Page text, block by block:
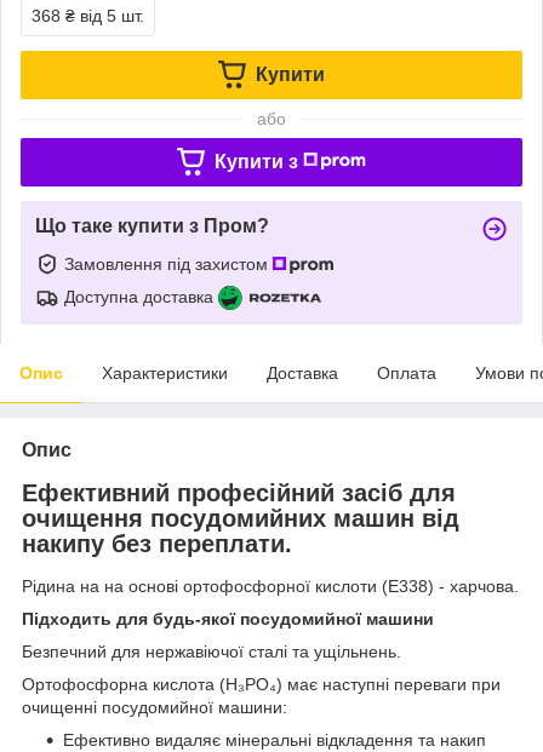
368 ₴ від 5 шт.
Купити
або
Купити з
Що таке купити з Пром?
Замовлення під захистом
Доступна доставка
Опис Характеристики Доставка Оплата Умови
Опис
Ефективний професійний засіб для
очищення посудомийних машин від
накипу без переплати.
Рідина на на основі ортофосфорної кислоти (E338) - харчова.
Підходить для будь-якої посудомийної машини
Безпечний для нержавіючої сталі та ущільнень.
Ортофосфорна кислота (H₃PO₄) має наступні переваги при
очищенні посудомийної машини:
Ефективно видаляє мінеральні відкладення та накип